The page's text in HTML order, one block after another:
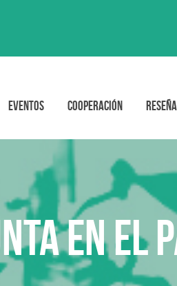
Eventos Cooperación
en el